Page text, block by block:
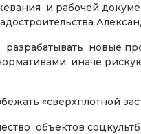
и рабочей
новые
иначе
«сверхплотной
объектов